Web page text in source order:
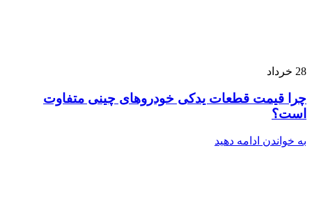
28 خرداد
چرا قیمت قطعات یدکی خودروهای چینی متفاوت
است؟
به خواندن ادامه دهید